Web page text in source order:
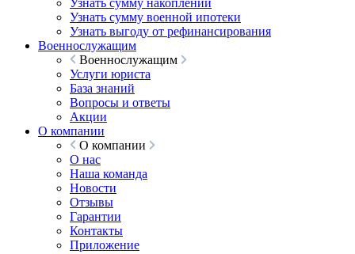
Узнать сумму накоплений
Узнать сумму военной ипотеки
Узнать выгоду от рефинансирования
Военнослужащим
Военнослужащим
Услуги юриста
База знаний
Вопросы и ответы
Акции
О компании
О компании
О нас
Наша команда
Новости
Отзывы
Гарантии
Контакты
Приложение